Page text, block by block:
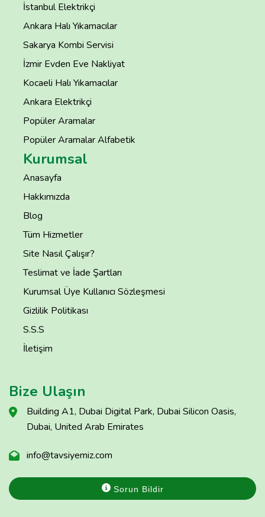
İstanbul Elektrikçi
Ankara Halı Yıkamacılar
Sakarya Kombi Servisi
İzmir Evden Eve Nakliyat
Kocaeli Halı Yıkamacılar
Ankara Elektrikçi
Popüler Aramalar
Popüler Aramalar Alfabetik
Kurumsal
Anasayfa
Hakkımızda
Blog
Tüm Hizmetler
Site Nasıl Çalışır?
Teslimat ve İade Şartları
Kurumsal Üye Kullanıcı Sözleşmesi
Gizlilik Politikası
S.S.S
İletişim
Bize Ulaşın
Building A1, Dubai Digital Park, Dubai Silicon Oasis,
Dubai, United Arab Emirates
info@tavsiyemiz.com
Sorun Bildir